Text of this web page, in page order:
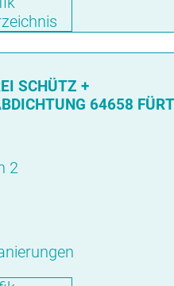
SCHÜTZ +
64658
2